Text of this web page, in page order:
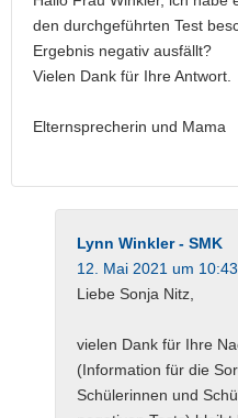
den durchgeführten Test
Ergebnis negativ ausfällt?
Vielen Dank für Ihre Antwort.
Elternsprecherin und Mama
Lynn Winkler - SMK
12. Mai 2021 um
Liebe Sonja Nitz,
vielen Dank für Ihre
(Information für die
Schülerinnen und